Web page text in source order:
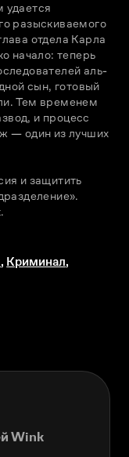
удается
разыскиваемого
отдела Карла
начало: теперь
аль-
сын, готовый
Тем временем
и процесс
— один из лучших
и защитить
, Криминал,
Wink